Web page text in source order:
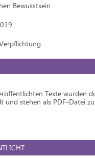
Bewusstsein
Texte wurden
und stehen als PDF-Datei